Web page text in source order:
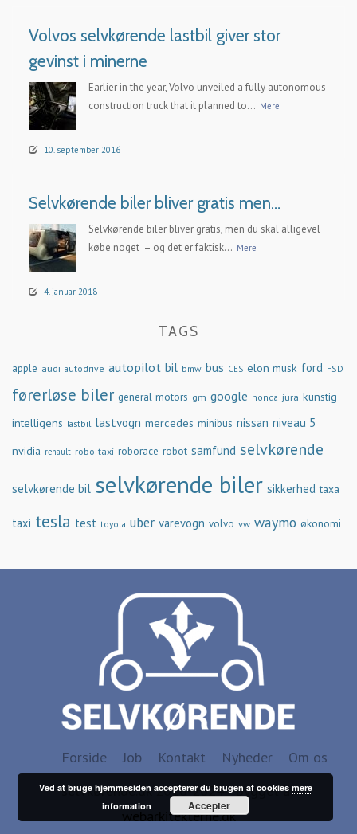
Volvos selvkørende lastbil giver stor
gevinst i minerne
Earlier in the year, Volvo unveiled a fully autonomous
construction truck that it planned to... Mere
10. september 2016
Selvkørende biler bliver gratis men…
Selvkørende biler bliver gratis, men du skal alligevel
købe noget – og det er faktisk... Mere
4. januar 2018
TAGS
apple audi autodrive autopilot bil bmw bus CES elon musk ford FSD
førerløse biler general motors gm google honda jura kunstig
intelligens lastbil lastvogn mercedes minibus nissan niveau 5
nvidia renault robo-taxi roborace robot samfund selvkørende
selvkørende bil selvkørende biler sikkerhed taxa
taxi tesla test toyota uber varevogn volvo vw waymo økonomi
Forside Job Kontakt Nyheder
Om os
selvkørende.dk 2016-2024 - Bygget af
webarkitekterne.dk
Ved at bruge hjemmesiden accepterer du brugen af cookies mere
information
Accepter